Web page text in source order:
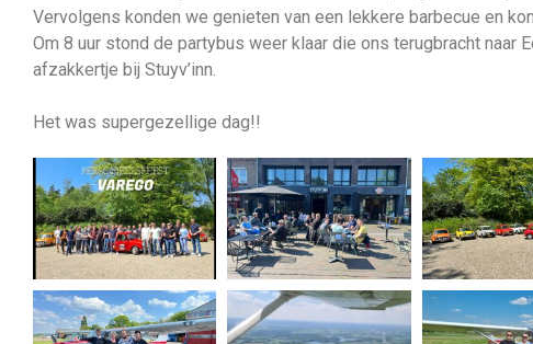
Vervolgens konden we genieten van een lekkere barbecue en
Om 8 uur stond de partybus weer klaar die ons terugbracht naar
afzakkertje bij Stuyv’inn.
Het was supergezellige dag!!